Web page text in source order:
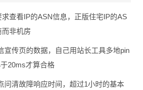
求查看IP的ASN信息，正版住宅IP的AS
非机房
宣传页的数据，自己用站长工具多地pin
20ms才算合格
问清故障响应时间，超过1小时的基本